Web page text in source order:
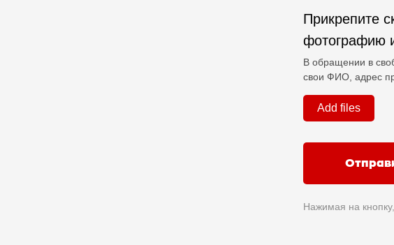
Прикрепите
фотографию
В обращении в
свои ФИО, адрес
Add files
Нажимая на